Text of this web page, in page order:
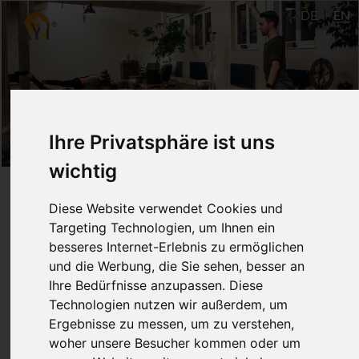
Ihre Privatsphäre ist uns
wichtig
Diese Website verwendet Cookies und
Targeting Technologien, um Ihnen ein
besseres Internet-Erlebnis zu ermöglichen
und die Werbung, die Sie sehen, besser an
Ihre Bedürfnisse anzupassen. Diese
Technologien nutzen wir außerdem, um
Ergebnisse zu messen, um zu verstehen,
woher unsere Besucher kommen oder um
DE EN
Studentenkurs (Do 17:00
Uhr) - Basic
April - July 2018
Ulm
Patrick Albus